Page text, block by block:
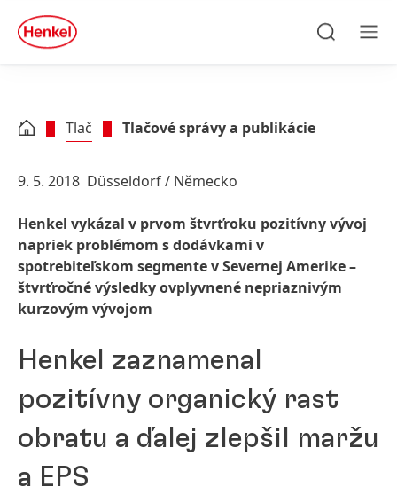
Skip to footer
quick
search
Tlač Tlačové správy a publikácie
9. 5. 2018 Düsseldorf / Německo
Henkel vykázal v prvom štvrťroku pozitívny vývoj
napriek problémom s dodávkami v
spotrebiteľskom segmente v Severnej Amerike –
štvrťročné výsledky ovplyvnené nepriaznivým
kurzovým vývojom
Henkel zaznamenal
pozitívny organický rast
obratu a ďalej zlepšil maržu
a EPS